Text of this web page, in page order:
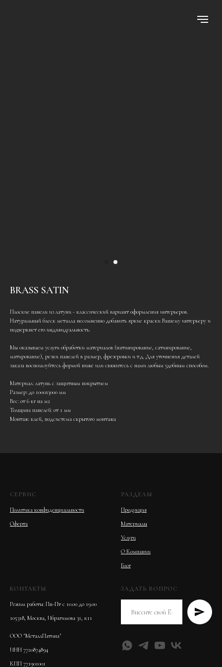
BRASS SATIN
Плоские панели из латуни - классический вариант оформления интерьеров.
Натуральный блеск металла несомненно добавить яркие краски Вашему интерьеру и
подчеркнет его индивидуальность.
Мы оказываем услуги обработки материалов (патинирование, сатинирование,
матирование), резки панелей в размер, фрезеровки и т.д. Для уточнения деталей
заказа воспользуйтесь формой ниже или свяжитесь с нами любым удобным способом.
Материал: латунь с защитным покрытием
Размер: до 1000х3000 мм
Вес: от 6 кг на м2
Толщина панелей: от 1 мм
Монтаж: клей, подсистема скрытого монтажа
СЕРВИС
Политика конфиденциальности
Оферта
РАЗДЕЛЫ
Продукция
Материалы
Услуги
О Компании
Блог
КОНТАКТЫ
Режим работы: Пн-Пт с 10.00 до 19.00
105318, Москва, Ибрагимова 31, к11
ООО "МеталлПатина"
ИНН 7720874894
КПП 771901001
ЗАДАТЬ ВОПРОС